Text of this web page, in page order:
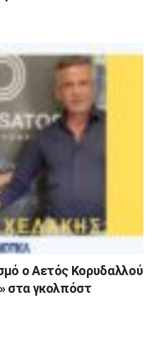
ο Αετός Κορυδαλλού
στα γκολπόστ